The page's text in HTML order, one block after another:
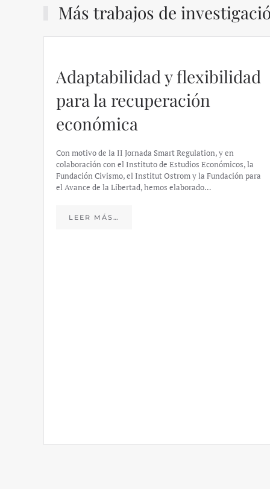
Más trabajos de
Adaptabilidad y flexibilidad
para la recuperación
económica
Con motivo de la II Jornada Smart Regulation, y en
colaboración con el Instituto de Estudios Económicos, la
Fundación Civismo, el Institut Ostrom y la Fundación para
el Avance de la Libertad, hemos elaborado…
LEER MÁS…